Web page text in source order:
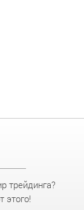
трейдинга?
этого!